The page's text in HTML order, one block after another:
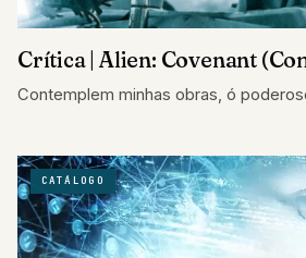
Crítica | Alien: Covenant
Contemplem minhas obras, ó
CATÁLOGO